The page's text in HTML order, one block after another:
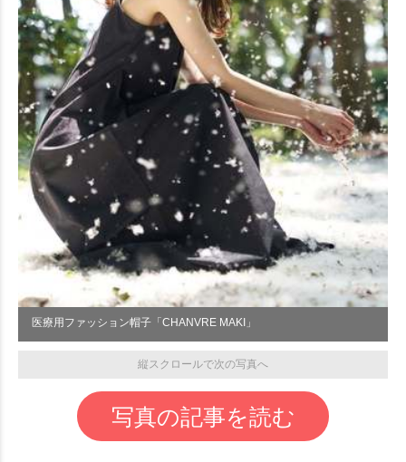
医療用ファッション帽子「CHANVRE MAKI」
縦スクロールで次の写真へ
写真の記事を読む